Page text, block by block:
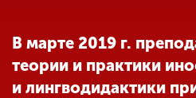
Студенческая жизнь
В марте 2019 г.
теории и практики
и лингводидактики